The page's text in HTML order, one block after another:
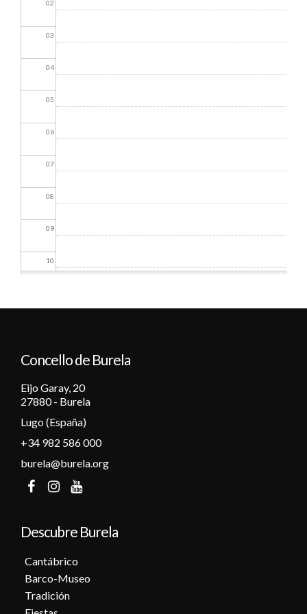
02
03
04
05
06
07
08
09
10
13
14
15
17
20
Concello de Burela
Eijo Garay, 20
27880 - Burela
Lugo (España)
+34 982 586 000
burela@burela.org
Descubre Burela
Cantábrico
Barco-Museo
Tradición